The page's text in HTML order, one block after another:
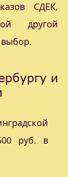
СДЕК,
другой
и
руб. в